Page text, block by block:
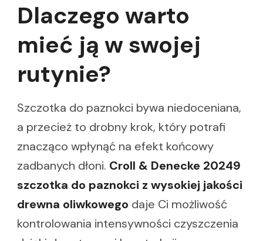
Dlaczego warto
mieć ją w swojej
rutynie?
Szczotka do paznokci bywa niedoceniana,
a przecież to drobny krok, który potrafi
znacząco wpłynąć na efekt końcowy
zadbanych dłoni. Croll & Denecke 20249
szczotka do paznokci z wysokiej jakości
drewna oliwkowego daje Ci możliwość
kontrolowania intensywności czyszczenia